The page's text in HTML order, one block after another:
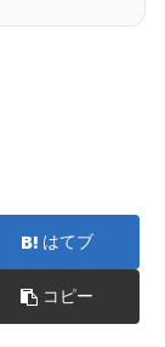
はてブ
コピー